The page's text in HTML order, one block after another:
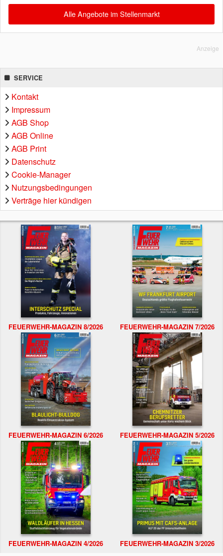
Alle Angebote im Stellenmarkt
Anzeige
SERVICE
Kontakt
Impressum
AGB Shop
AGB Online
AGB Print
Datenschutz
Cookie-Manager
Nutzungsbedingungen
Verträge hier kündigen
FEUERWEHR-MAGAZIN 8/2026 FEUERWEHR-MAGAZIN 7/2026
FEUERWEHR-MAGAZIN 6/2026 FEUERWEHR-MAGAZIN 5/2026
FEUERWEHR-MAGAZIN 4/2026 FEUERWEHR-MAGAZIN 3/2026